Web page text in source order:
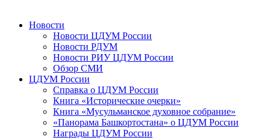
Новости
Новости ЦДУМ России
Новости РДУМ
Новости РИУ ЦДУМ России
Обзор СМИ
ЦДУМ России
Справка о ЦДУМ России
Книга «Исторические очерки»
Книга «Мусульманское духовное собрание»
«Панорама Башкортостана» о ЦДУМ России
Награды ЦДУМ России